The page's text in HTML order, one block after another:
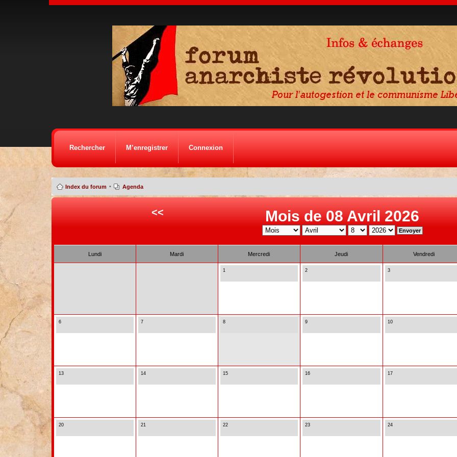
Rechercher M’enregistrer Connexion
Index du forum • Agenda
<< Mois de 08 Avril 2026
Lundi Mardi Mercredi Jeudi Vendredi
1 2 3
6 7 8 9 10
13 14 15 16 17
20 21 22 23 24